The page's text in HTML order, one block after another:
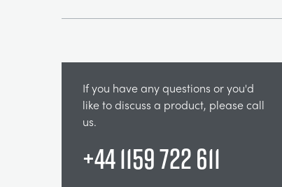
If you have any questions or you'd
like to discuss a product, please call
us.
+44 1159 722 611